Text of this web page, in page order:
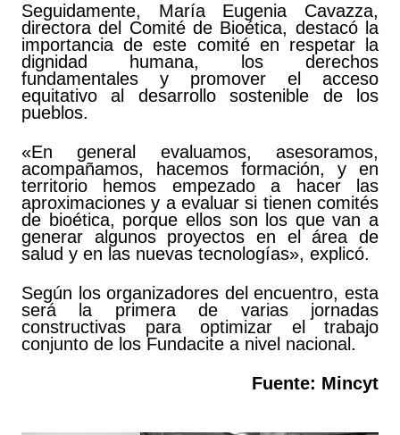
Seguidamente, María Eugenia Cavazza,
directora del Comité de Bioética, destacó la
importancia de este comité en respetar la
dignidad humana, los derechos
fundamentales y promover el acceso
equitativo al desarrollo sostenible de los
pueblos.
«En general evaluamos, asesoramos,
acompañamos, hacemos formación, y en
territorio hemos empezado a hacer las
aproximaciones y a evaluar si tienen comités
de bioética, porque ellos son los que van a
generar algunos proyectos en el área de
salud y en las nuevas tecnologías», explicó.
Según los organizadores del encuentro, esta
será la primera de varias jornadas
constructivas para optimizar el trabajo
conjunto de los Fundacite a nivel nacional.
Fuente: Mincyt